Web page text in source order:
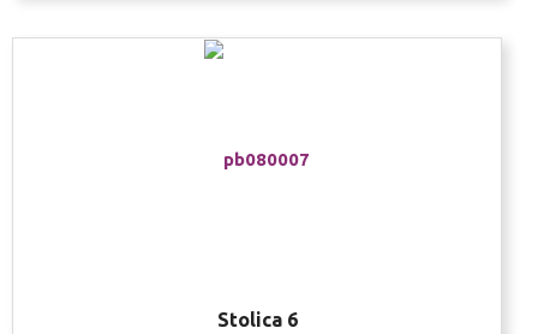
Stolica 6